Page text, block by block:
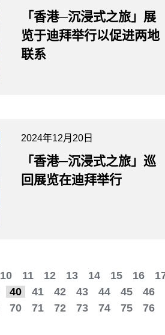
「香港─沉浸式之旅」展
览于迪拜举行以促进两地
联系
2024年12月20日
「香港─沉浸式之旅」巡
回展览在迪拜举行
10 11 12 13 14 15 16
40 41 42 43 44 45 46
70 71 72 73 74 75 76